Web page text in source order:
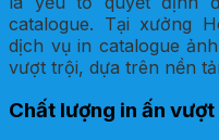
catalogue. Tại xưởng
dịch vụ in catalogue
vượt trội, dựa trên nền
Chất lượng in ấn